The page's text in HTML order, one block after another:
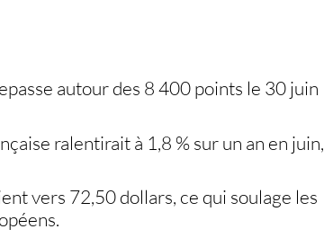
lecture patrimoniale
autour des 8 400 points le 30 juin
ralentirait à 1,8 % sur un an en juin,
vers 72,50 dollars, ce qui soulage les